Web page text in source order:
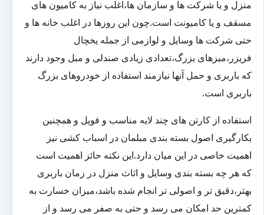
منزل و یا شرکت ها و سازمان ها،اغلب نیاز به کامیون های
مسقف و یا کامیونت است.چون این روزها در اغلب خانه ها و
حتی شرکت ها وسایل و لوازمی از جمله یخچال
فریزر،میزهای بزرگ،تعدادی زیادی صندلی و مبل وجود دارند
که باربری و حمل آنها نیازمند استفاده از خودروهای بزرگ
باربری است.
استفاده از کارتن های چند لایه مناسب و فویل و همچنین
بکارگیری اصول بسته بندی مبلمان در اسباب کشی نیز
اهمیت خاصی در این میان دارد.این نکته حائز اهمیت است
که هر چه بسته بندی وسایل و اثاث منزل در زمان باربری
بهتر،دقیق تر و اصولی تر انجام شده باشد،میزان خسارت به
کمترین حد امکان می رسد و حتی به صفر می رسد و از